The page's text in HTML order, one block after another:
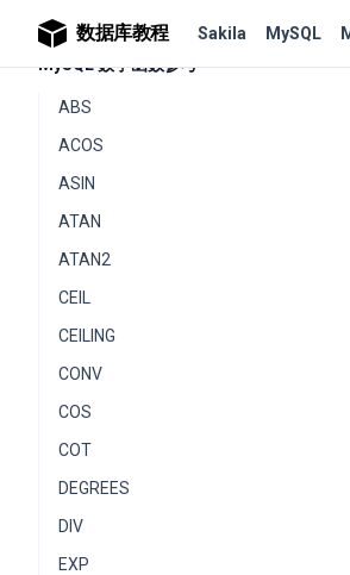
数据库教程 Sakila MySQL
MySQL 数学函数参考
ABS
ACOS
ASIN
ATAN
ATAN2
CEIL
CEILING
CONV
COS
COT
DEGREES
DIV
EXP